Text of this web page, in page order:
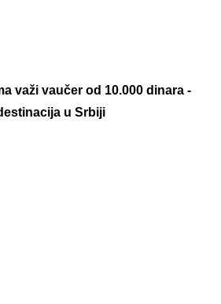
važi vaučer od 10.000 dinara -
u Srbiji